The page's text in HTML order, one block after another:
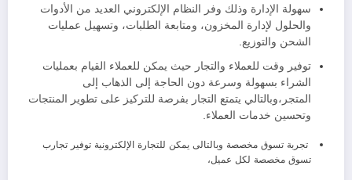
سهولة الإدارة وذلك وفر النظام الإلكتروني العديد من الأدوات
والحلول لإدارة المخزون، ومتابعة الطلبات، وتسهيل عمليات
الشحن والتوزيع.
توفير وقت للعملاء والتجار حيث يمكن للعملاء القيام بعمليات
الشراء بسهولة وسرعة دون الحاجة إلى الذهاب إلى
المتجر،وبالتالي يتمتع التجار بفرصة للتركيز على تطوير المنتجات
وتحسين خدمات العملاء.
تجربة تسوق مخصصة وبالتالى يمكن للتجارة الإلكترونية توفير تجارب
تسوق مخصصة لكل عميل،